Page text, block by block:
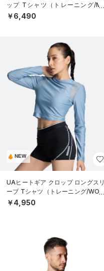
ップ Tシャツ（トレーニング/ME
N）
￥6,490
NEW
UAヒートギア クロップ ロングスリ
ーブ Tシャツ（トレーニング/WOM
EN）
￥4,950